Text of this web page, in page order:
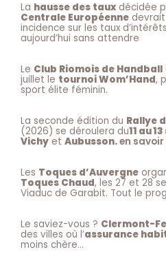
La hausse des taux décidée
Centrale Européenne
incidence sur les taux
aujourd’hui sans attendre
Le Club Riomois de Handball
juillet le tournoi Wom’Hand,
sport élite féminin.
La seconde édition du Rallye
(2026) se déroulera du11 au
Vichy et Aubusson.en savoir
Les Toques d’Auvergne
Toques Chaud, les 27 et 28
Viaduc de Garabit. Tout le
Le saviez-vous ? Clermont-
des villes où l’assurance
moins chère…